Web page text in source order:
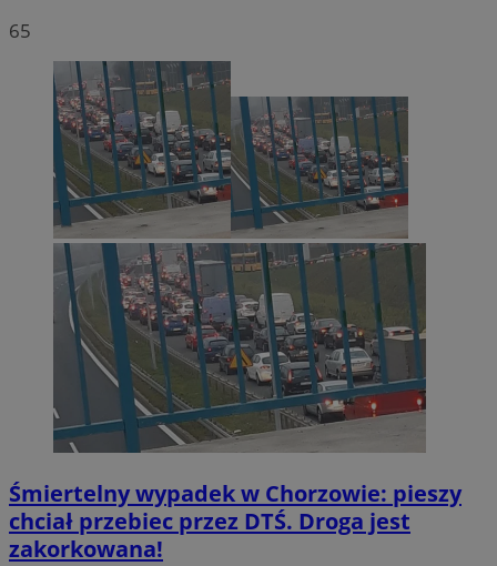
65
Śmiertelny wypadek w Chorzowie: pieszy
chciał przebiec przez DTŚ. Droga jest
zakorkowana!